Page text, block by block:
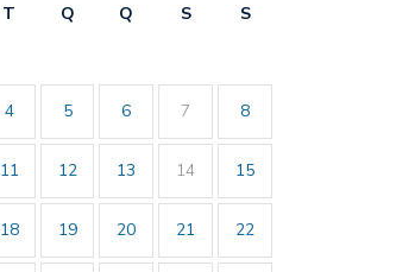
T Q Q S
S
4 5 6 7 8
11 12 13 14 15
18 19 20 21 22